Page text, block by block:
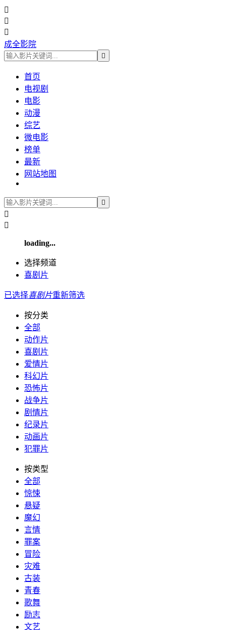



成全影院

首页
电视剧
电影
动漫
综艺
微电影
榜单
最新
网站地图



loading...
选择频道
喜剧片
已选择喜剧片重新筛选
按分类
全部
动作片
喜剧片
爱情片
科幻片
恐怖片
战争片
剧情片
纪录片
动画片
犯罪片
按类型
全部
惊悚
悬疑
魔幻
言情
罪案
冒险
灾难
古装
青春
歌舞
励志
文艺